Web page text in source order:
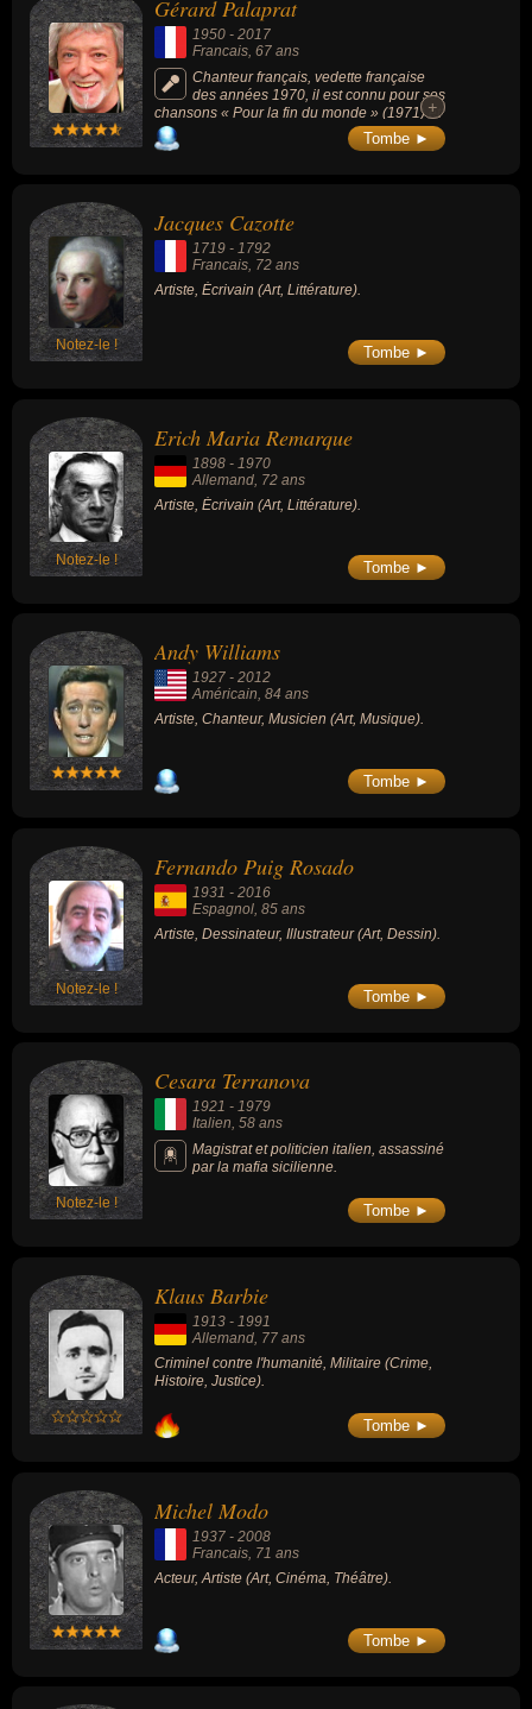
Gérard Palaprat
1950 - 2017
Francais , 67 ans
Chanteur français, vedette française
des années 1970, il est connu pour ses
chansons « Pour la fin du monde » (1971) et
« Fais-moi un signe » (1971, Rose d'or du
Festival de Juan-Les-Pins).
+
+
Tombe ►
Notez-le !
Jacques Cazotte
1719 - 1792
Francais, 72 ans
Artiste, Écrivain (Art, Littérature).
Tombe ►
Notez-le !
Erich Maria Remarque
1898 - 1970
Allemand, 72 ans
Artiste, Écrivain (Art, Littérature).
Tombe ►
Andy Williams
1927 - 2012
Américain, 84 ans
Artiste, Chanteur, Musicien (Art, Musique).
Tombe ►
Notez-le !
Fernando Puig Rosado
1931 - 2016
Espagnol, 85 ans
Artiste, Dessinateur, Illustrateur (Art, Dessin).
Tombe ►
Notez-le !
Cesara Terranova
1921 - 1979
Italien, 58 ans
Magistrat et politicien italien, assassiné
par la mafia sicilienne.
Tombe ►
Klaus Barbie
1913 - 1991
Allemand, 77 ans
Criminel contre l'humanité, Militaire (Crime,
Histoire, Justice).
Tombe ►
Michel Modo
1937 - 2008
Francais , 71 ans
Acteur, Artiste (Art, Cinéma, Théâtre).
Tombe ►